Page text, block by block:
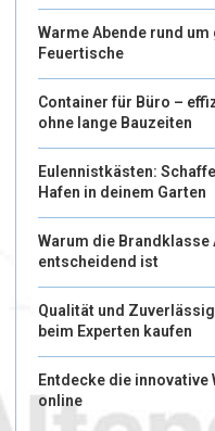
Warme Abende rund
Feuertische
Container für Büro –
ohne lange Bauzeiten
Eulennistkästen:
Hafen in deinem Garten
Warum die Brandklasse
entscheidend ist
Qualität und
beim Experten kaufen
Entdecke die innovative
online